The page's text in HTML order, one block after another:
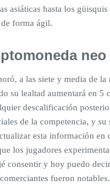
asiáticas hasta los
forma ágil.
neo
a las siete y media de la
su lealtad aumentará en 5
descalificación
de la competencia, y su
esta información en
los jugadores
consentir y hoy puedo
fueron